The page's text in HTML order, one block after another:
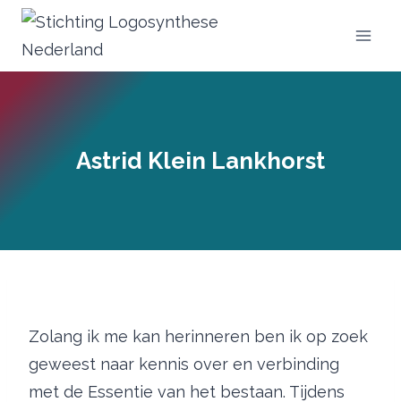
Doorgaan
naar
inhoud
Astrid Klein Lankhorst
Zolang ik me kan herinneren ben ik op zoek
geweest naar kennis over en verbinding
met de Essentie van het bestaan. Tijdens